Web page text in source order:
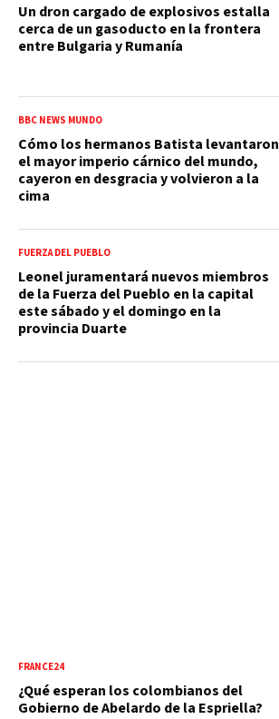
Un dron cargado de explosivos estalla
cerca de un gasoducto en la frontera
entre Bulgaria y Rumanía
BBC NEWS MUNDO
Cómo los hermanos Batista levantaron
el mayor imperio cárnico del mundo,
cayeron en desgracia y volvieron a la
cima
FUERZA DEL PUEBLO
Leonel juramentará nuevos miembros
de la Fuerza del Pueblo en la capital
este sábado y el domingo en la
provincia Duarte
FRANCE24
¿Qué esperan los colombianos del
Gobierno de Abelardo de la Espriella?